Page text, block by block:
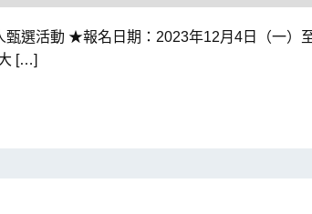
甄選活動 ★報名日期：2023年12月4日（一）
[…]